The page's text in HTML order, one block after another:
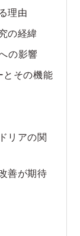
理由
の経緯
の影響
とその機能
リアの関
善が期待